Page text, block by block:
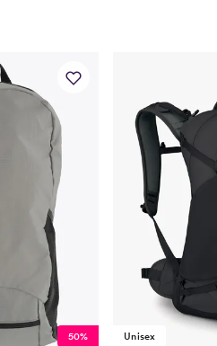
50% Unisex